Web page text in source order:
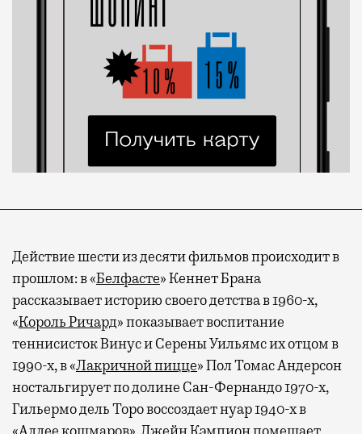
Действие шести из десяти фильмов происходит в
прошлом: в «Белфасте» Кеннет Брана
рассказывает историю своего детства в 1960-х,
«Король Ричард» показывает воспитание
теннисисток Винус и Серены Уильямс их отцом в
1990-х, в «Лакричной пицце» Пол Томас Андерсон
ностальгирует по долине Сан-Фернандо 1970-х,
Гильермо дель Торо воссоздает нуар 1940-х в